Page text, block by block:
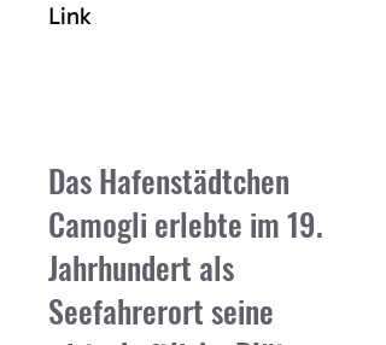
Link
Das Hafenstädtchen
Camogli erlebte im 19.
Jahrhundert als
Seefahrerort seine